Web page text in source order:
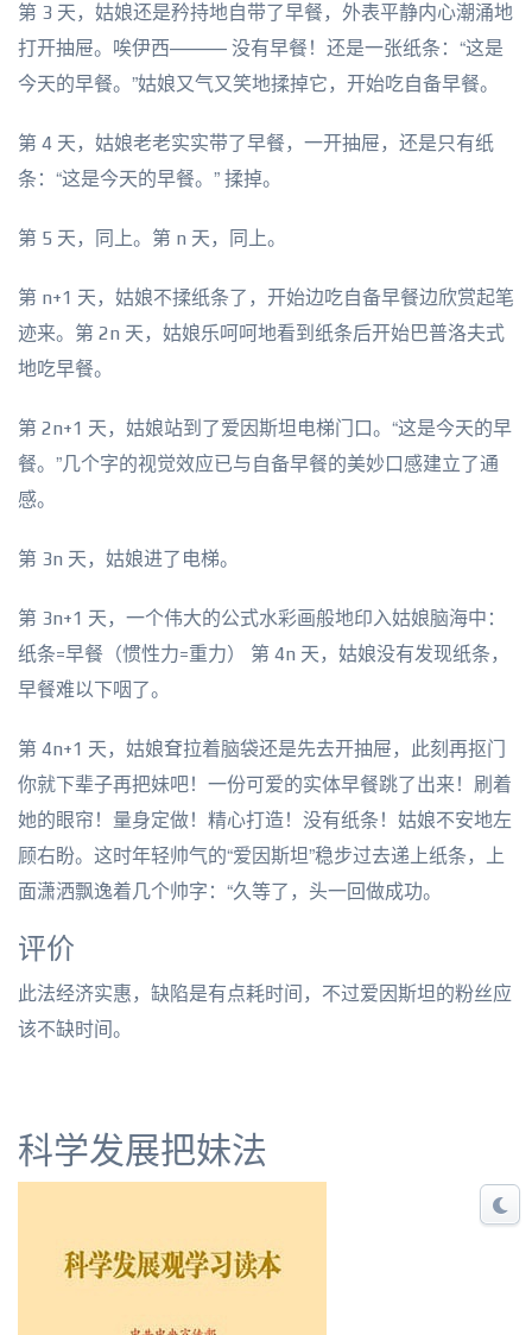
第 3 天，姑娘还是矜持地自带了早餐，外表平静内心潮涌地
打开抽屉。唉伊西——— 没有早餐！还是一张纸条：“这是
今天的早餐。”姑娘又气又笑地揉掉它，开始吃自备早餐。
第 4 天，姑娘老老实实带了早餐，一开抽屉，还是只有纸
条：“这是今天的早餐。” 揉掉。
第 5 天，同上。第 n 天，同上。
第 n+1 天，姑娘不揉纸条了，开始边吃自备早餐边欣赏起笔
迹来。第 2n 天，姑娘乐呵呵地看到纸条后开始巴普洛夫式
地吃早餐。
第 2n+1 天，姑娘站到了爱因斯坦电梯门口。“这是今天的早
餐。”几个字的视觉效应已与自备早餐的美妙口感建立了通
感。
第 3n 天，姑娘进了电梯。
第 3n+1 天，一个伟大的公式水彩画般地印入姑娘脑海中：
纸条=早餐（惯性力=重力） 第 4n 天，姑娘没有发现纸条，
早餐难以下咽了。
第 4n+1 天，姑娘耷拉着脑袋还是先去开抽屉，此刻再抠门
你就下辈子再把妹吧！一份可爱的实体早餐跳了出来！刷着
她的眼帘！量身定做！精心打造！没有纸条！姑娘不安地左
顾右盼。这时年轻帅气的“爱因斯坦”稳步过去递上纸条，上
面潇洒飘逸着几个帅字：“久等了，头一回做成功。
评价
此法经济实惠，缺陷是有点耗时间，不过爱因斯坦的粉丝应
该不缺时间。
科学发展把妹法